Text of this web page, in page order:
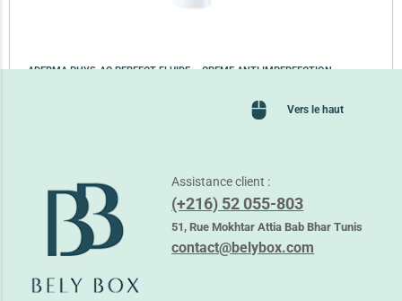
ADERMA PHYS-AC PERFECT FLUIDE – CREME ANTI IMPERFECTION
Vers le haut
Assistance client :
(+216) 52 055-803
51, Rue Mokhtar Attia Bab Bhar Tunis
contact@belybox.com